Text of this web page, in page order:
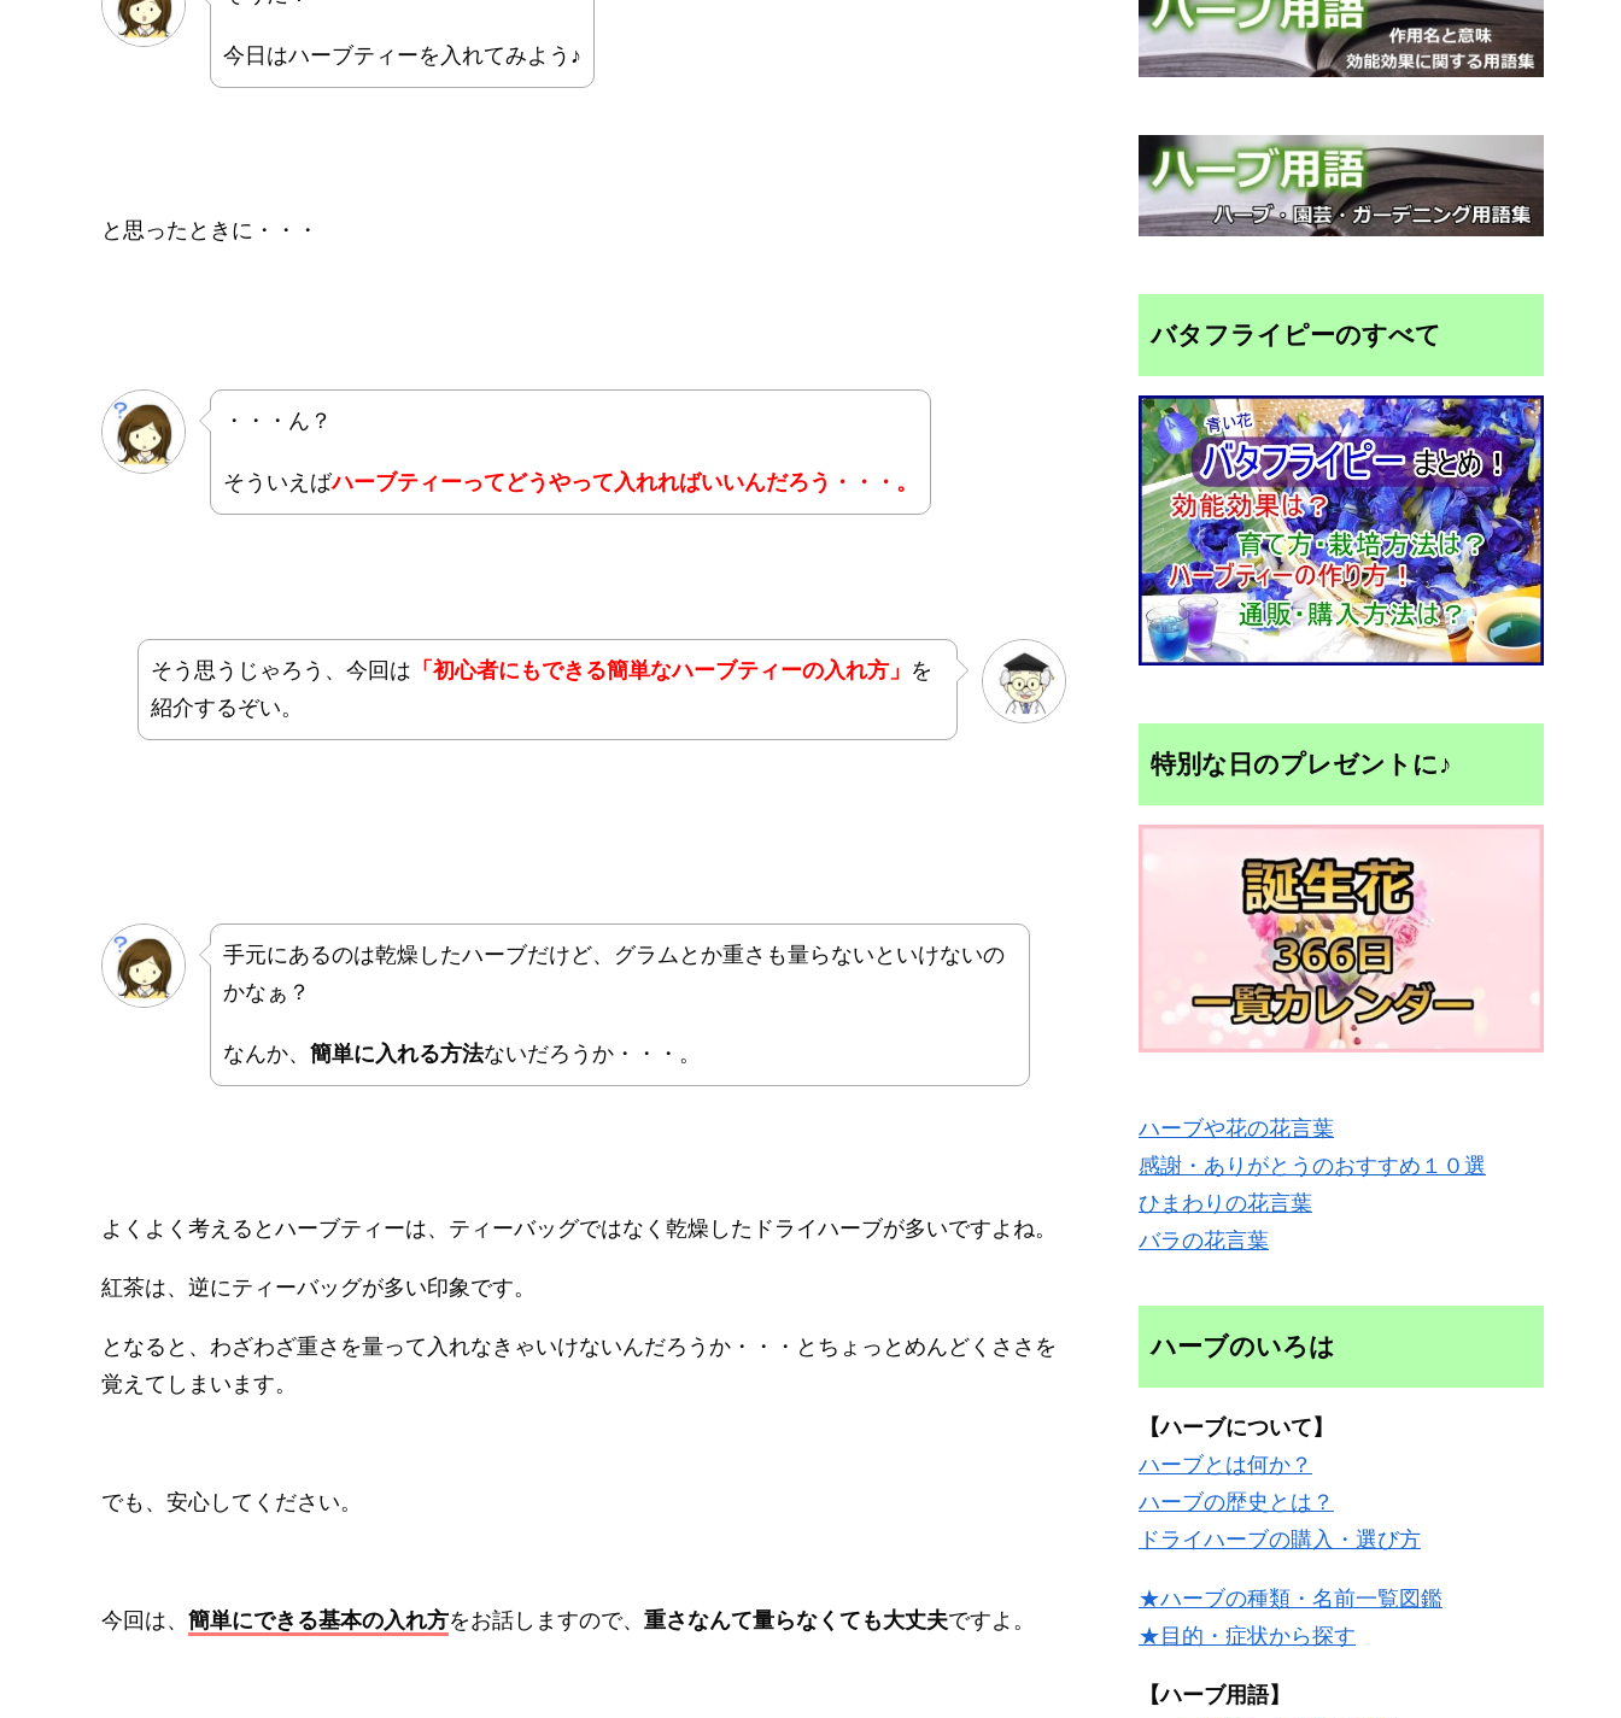
今日はハーブティーを入れてみよう♪
と思ったときに・・・
・・・ん？
そういえばハーブティーってどうやって入れればいいんだろう・・・。
そう思うじゃろう、今回は 「初心者にもできる簡単なハーブティーの入れ方」 を
紹介するぞい。
手元にあるのは乾燥したハーブだけど、グラムとか重さも量らないといけないの
かなぁ？
なんか、 簡単に入れる方法ないだろうか・・・。
よくよく考えるとハーブティーは、ティーバッグではなく乾燥したドライハーブが多いですよね。
紅茶は、逆にティーバッグが多い印象です。
となると、わざわざ重さを量って入れなきゃいけないんだろうか・・・とちょっとめんどくささを
覚えてしまいます。
でも、安心してください。
今回は、 簡単にできる基本の入れ方をお話しますので、 重さなんて量らなくても大丈夫ですよ。
バタフライピーのすべて
特別な日のプレゼントに♪
ハーブや花の花言葉
感謝・ありがとうのおすすめ１０選
ひまわりの花言葉
バラの花言葉
ハーブのいろは
【ハーブについて】
ハーブとは何か？
ハーブの歴史とは？
ドライハーブの購入・選び方
★ハーブの種類・名前一覧図鑑
★目的・症状から探す
【ハーブ用語】